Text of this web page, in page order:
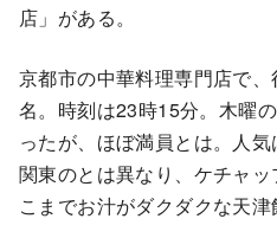
店」がある。
京都市の中華料理専門店で
名。時刻は23時15分。木曜
ったが、ほぼ満員とは。人
関東のとは異なり、ケチャ
こまでお汁がダクダクな天津